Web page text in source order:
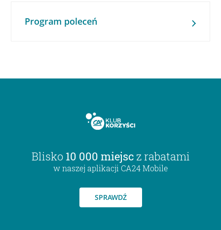
Program poleceń
Blisko 10 000 miejsc z rabatami
w naszej aplikacji CA24 Mobile
SPRAWDŹ